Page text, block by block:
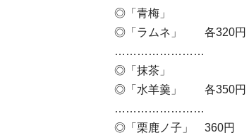
◎「青梅」
◎「ラムネ」 各320円
……………………
◎「抹茶」
◎「水羊羹」 各350円
……………………
◎「栗鹿ノ子」 360円